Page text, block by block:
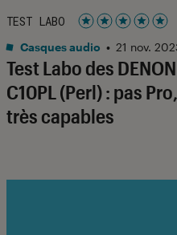
Test Labo des
C10PL (Perl) : pas
très capables
TEST LABO
Noté 5 étoiles
Casques audio • 21 nov.